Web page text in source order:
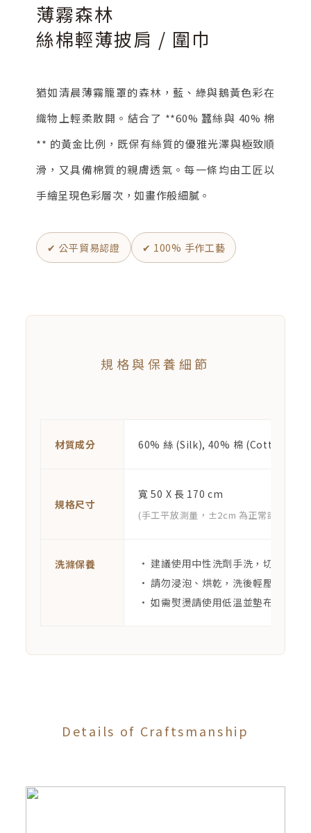
薄霧森林
絲棉輕薄披肩 / 圍巾
猶如清晨薄霧籠罩的森林，藍、綠與鵝黃色彩在
織物上輕柔散開。結合了 **60% 蠶絲與 40% 棉
** 的黃金比例，既保有絲質的優雅光澤與極致順
滑，又具備棉質的親膚透氣。每一條均由工匠以
手繪呈現色彩層次，如畫作般細膩。
✔ 公平貿易認證 ✔ 100% 手作工藝
規格與保養細節
材質成分 60% 絲 (Silk), 40% 棉 (Cotton)
規格尺寸
寬 50 X 長 170 cm
(手工平放測量，±2cm 為正常誤差範圍)
洗滌保養
• 建議使用中性洗劑手洗，切勿強力
• 請勿浸泡、烘乾，洗後輕壓出水分
• 如需熨燙請使用低溫並墊布熨燙。
Details of Craftsmanship